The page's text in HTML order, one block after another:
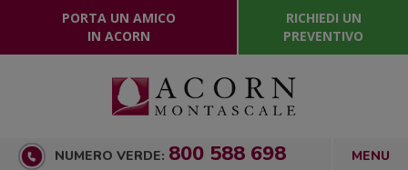
PORTA UN AMICO
IN ACORN
RICHIEDI UN
PREVENTIVO
NUMERO VERDE: 800 588 698